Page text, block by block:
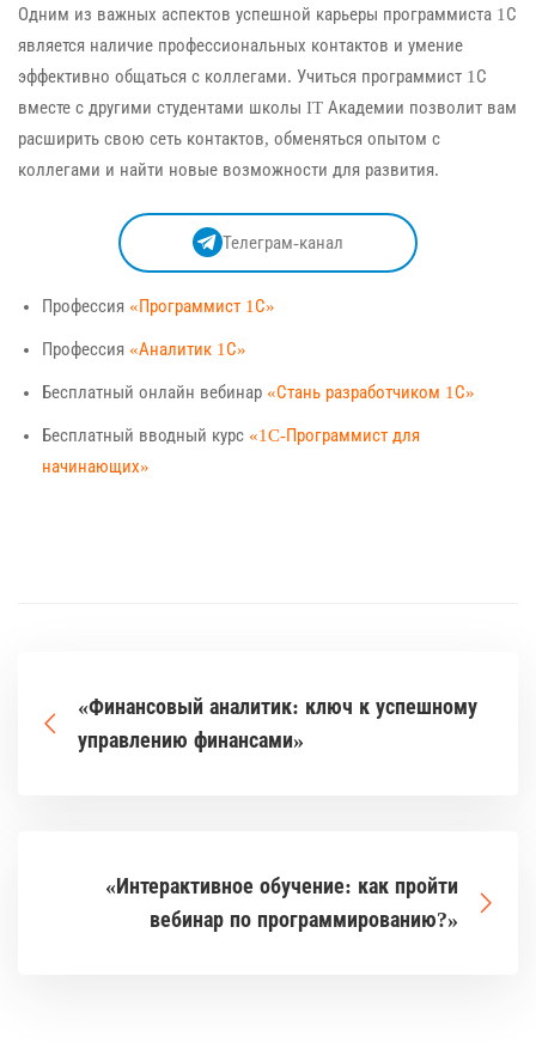
Одним из важных аспектов успешной карьеры программиста 1С
является наличие профессиональных контактов и умение
эффективно общаться с коллегами. Учиться программист 1С
вместе с другими студентами школы IT Академии позволит вам
расширить свою сеть контактов, обменяться опытом с
коллегами и найти новые возможности для развития.
Телеграм-канал
Профессия «Программист 1С»
Профессия «Аналитик 1С»
Бесплатный онлайн вебинар «Стань разработчиком 1С»
Бесплатный вводный курс «1C-Программист для
начинающих»
«Финансовый аналитик: ключ к успешному
управлению финансами»
«Интерактивное обучение: как пройти
вебинар по программированию?»